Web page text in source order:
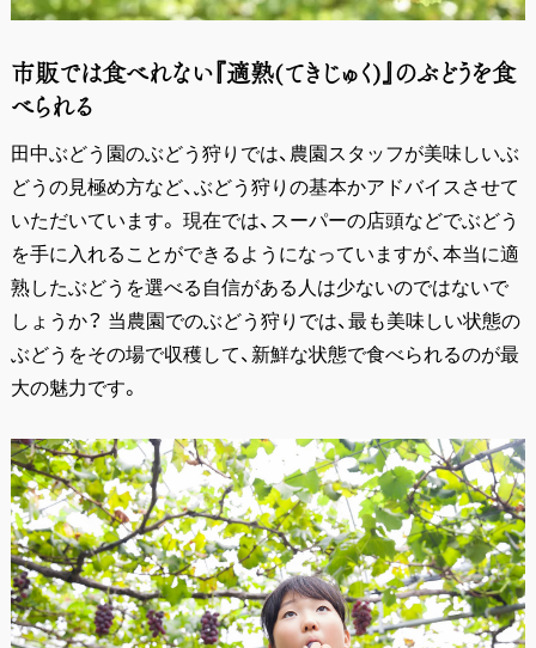
市販では食べれない『適熟(てきじゅく)』のぶどうを食
べられる
田中ぶどう園のぶどう狩りでは、農園スタッフが美味しいぶ
どうの見極め方など、ぶどう狩りの基本かアドバイスさせて
いただいています。 現在では、スーパーの店頭などでぶどう
を手に入れることができるようになっていますが、本当に適
熟したぶどうを選べる自信がある人は少ないのではないで
しょうか？ 当農園でのぶどう狩りでは、最も美味しい状態の
ぶどうをその場で収穫して、新鮮な状態で食べられるのが最
大の魅力です。